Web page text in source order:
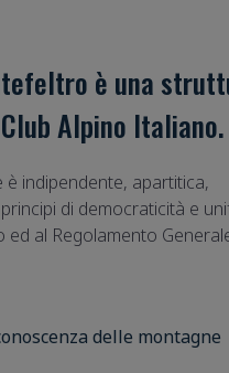
è una
Alpino Italiano.
è indipendente, apartitica,
di democraticità e
al Regolamento
delle montagne